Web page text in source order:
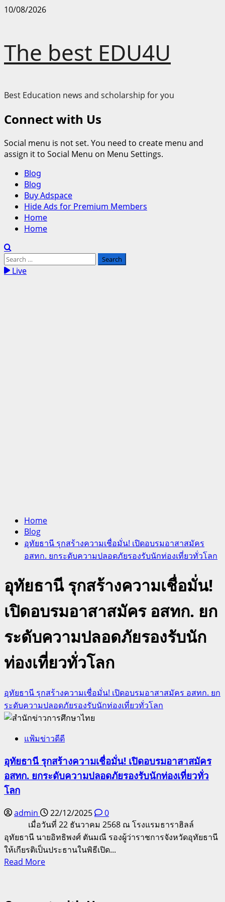
Skip
10/08/2026
The best EDU4U
Best Education news and scholarship for you
Connect with Us
Social menu is not set. You need to create menu and
assign it to Social Menu on Menu Settings.
Primary
Menu
Blog
Blog
Buy Adspace
Hide Ads for Premium Members
Home
Home
Search
for:Live
Home
Blog
อุทัยธานี รุกสร้างความเชื่อมั่น! เปิดอบรมอาสาสมัคร
อสทก. ยกระดับความปลอดภัยรองรับนักท่องเที่ยวทั่วโลก
อุทัยธานี รุกสร้างความเชื่อมั่น!
เปิดอบรมอาสาสมัคร อสทก. ยก
ระดับความปลอดภัยรองรับนัก
ท่องเที่ยวทั่วโลก
อุทัยธานี รุกสร้างความเชื่อมั่น! เปิดอบรมอาสาสมัคร อสทก. ยก
ระดับความปลอดภัยรองรับนักท่องเที่ยวทั่วโลก
แฟ้มข่าวดีดี
อุทัยธานี รุกสร้างความเชื่อมั่น! เปิดอบรมอาสาสมัคร
อสทก. ยกระดับความปลอดภัยรองรับนักท่องเที่ยวทั่ว
โลก
admin 22/12/2025
0
เมื่อวันที่ 22 ธันวาคม 2568 ณ โรงแรมธาราฮิลล์
อุทัยธานี นายอิทธิพงศ์ ตันมณี รองผู้ว่าราชการจังหวัดอุทัยธานี
ให้เกียรติเป็นประธานในพิธีเปิด...
Read MoreRead